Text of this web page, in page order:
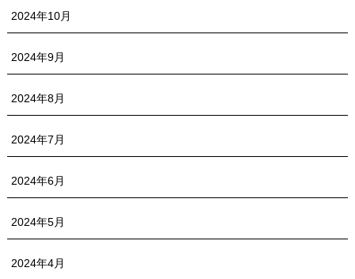
2024年10月
2024年9月
2024年8月
2024年7月
2024年6月
2024年5月
2024年4月